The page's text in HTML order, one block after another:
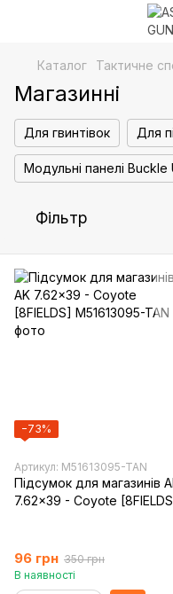
Каталог Тактичне
Магазинні
Для гвинтівок Для
Модульні панелі Buckle
Фільтр
−73%
Артикул: M51613095-TAN
Підсумок для магазинів
7.62x39 - Coyote
96 грн 350 грн
В наявності